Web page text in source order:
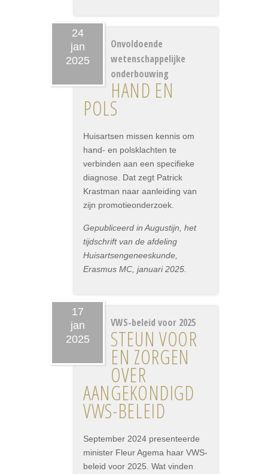
24
jan
2025
Onvoldoende
wetenschappelijke
onderbouwing
HAND EN
POLS
Huisartsen missen kennis om
hand- en polsklachten te
verbinden aan een specifieke
diagnose. Dat zegt Patrick
Krastman naar aanleiding van
zijn promotieonderzoek.
Gepubliceerd in Augustijn, het
tijdschrift van de afdeling
Huisartsengeneeskunde,
Erasmus MC, januari 2025.
17
jan
2025
VWS-beleid voor 2025
STEUN VOOR
EN ZORGEN
OVER
AANGEKONDIGD
VWS-BELEID
September 2024 presenteerde
minister Fleur Agema haar VWS-
beleid voor 2025. Wat vinden